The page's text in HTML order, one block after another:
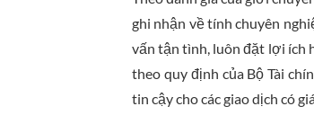
ghi nhận về tính chuyên
vấn tận tình, luôn đặt lợi ích
theo quy định của Bộ Tài
tin cậy cho các giao dịch có